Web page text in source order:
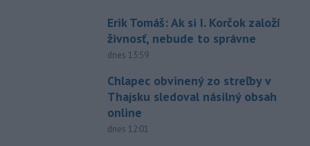
Erik Tomáš: Ak si I. Korčok založí
živnosť, nebude to správne
dnes 13:59
Chlapec obvinený zo streľby v
Thajsku sledoval násilný obsah
online
dnes 12:01